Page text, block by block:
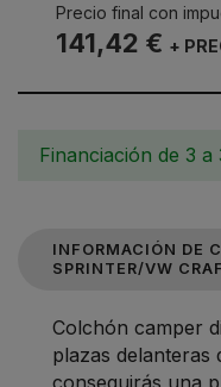
Precio final con
141,42 € +
Financiación de 3 a
INFORMACIÓN DE
SPRINTER/VW
Colchón camper
plazas delanteras
conseguirás una